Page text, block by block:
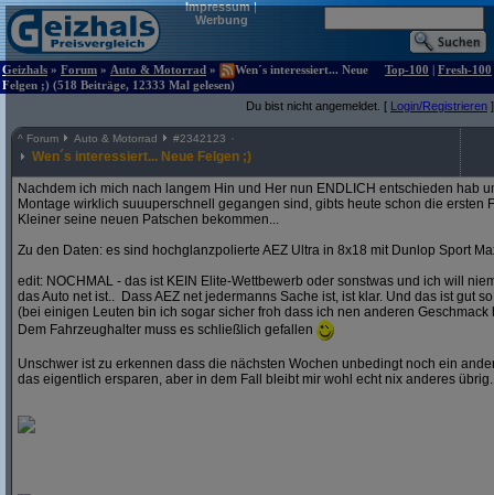
Impressum|
Werbung
Geizhals » Forum » Auto & Motorrad »
Wen´s interessiert... Neue
Felgen ;) (518 Beiträge, 12333 Mal gelesen)
Top-100 | Fresh-100
Du bist nicht angemeldet. [ Login/Registrieren ]
^ Forum Auto & Motorrad #2342123
Wen´s interessiert... Neue Felgen ;)
Nachdem ich mich nach langem Hin und Her nun ENDLICH entschieden hab
Montage wirklich suuuperschnell gegangen sind, gibts heute schon die ersten
Kleiner seine neuen Patschen bekommen...
Zu den Daten: es sind hochglanzpolierte AEZ Ultra in 8x18 mit Dunlop Sport
edit: NOCHMAL - das ist KEIN Elite-Wettbewerb oder sonstwas und ich will
das Auto net ist.. Dass AEZ net jedermanns Sache ist, ist klar. Und das ist gut
(bei einigen Leuten bin ich sogar sicher froh dass ich nen anderen Geschmack
Dem Fahrzeughalter muss es schließlich gefallen
Unschwer ist zu erkennen dass die nächsten Wochen unbedingt noch ein
das eigentlich ersparen, aber in dem Fall bleibt mir wohl echt nix anderes